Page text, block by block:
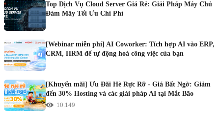
Top Dịch Vụ Cloud Server Giá Rẻ: Giải Pháp Máy Chủ
Đám Mây Tối Ưu Chi Phí
[Webinar miễn phí] AI Coworker: Tích hợp AI vào ERP,
CRM, HRM để tự động hoá công việc của bạn
[Khuyến mãi] Ưu Đãi Hè Rực Rỡ - Giá Bất Ngờ: Giảm
đến 30% Hosting và các giải pháp AI tại Mắt Bão
10.149